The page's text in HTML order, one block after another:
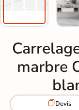
marbre
Devis